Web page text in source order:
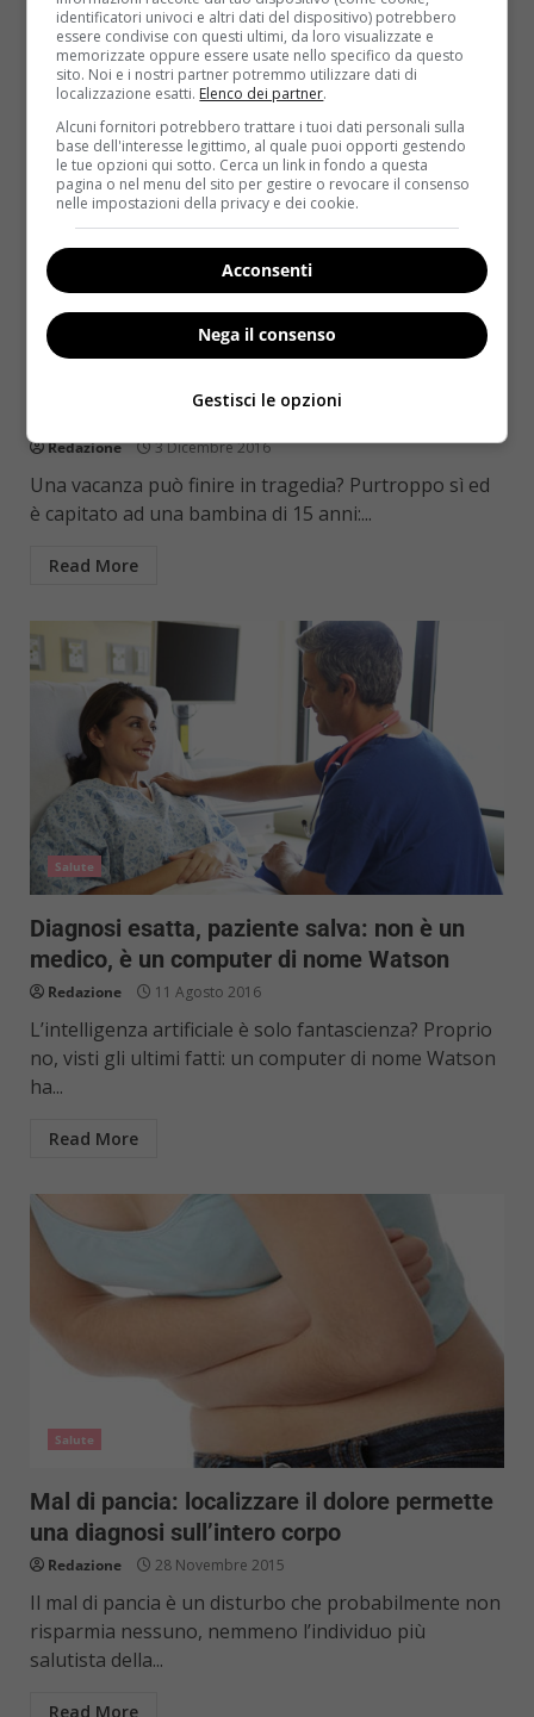
Read More
Kids
pubblica le foto per cercare una diagnosi
Redazione 3 Dicembre 2016
Una vacanza può finire in tragedia? Purtroppo sì ed
è capitato ad una bambina di 15 anni:...
Read More
Salute
Diagnosi esatta, paziente salva: non è un
medico, è un computer di nome Watson
Redazione 11 Agosto 2016
L’intelligenza artificiale è solo fantascienza? Proprio
no, visti gli ultimi fatti: un computer di nome Watson
ha...
Read More
Salute
Mal di pancia: localizzare il dolore permette
una diagnosi sull’intero corpo
Redazione 28 Novembre 2015
Il mal di pancia è un disturbo che probabilmente non
risparmia nessuno, nemmeno l’individuo più
salutista della...
Read More
identificatori univoci e altri dati del dispositivo) potrebbero
essere condivise con questi ultimi, da loro visualizzate e
memorizzate oppure essere usate nello specifico da questo
sito. Noi e i nostri partner potremmo utilizzare dati di
localizzazione esatti. Elenco dei partner.
Alcuni fornitori potrebbero trattare i tuoi dati personali sulla
base dell'interesse legittimo, al quale puoi opporti gestendo
le tue opzioni qui sotto. Cerca un link in fondo a questa
pagina o nel menu del sito per gestire o revocare il consenso
nelle impostazioni della privacy e dei cookie.
Acconsenti
Nega il consenso
Gestisci le opzioni